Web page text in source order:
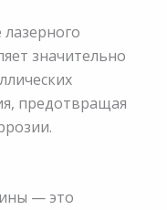
значительно
предотвращая
— это